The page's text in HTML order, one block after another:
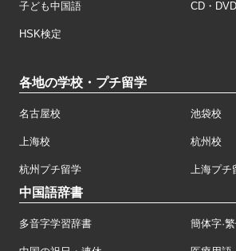
子ども中国語 CD・DVD
HSK検定
各地の学校・プチ留学
名古屋校 池袋校
上海校 杭州校
杭州プチ留学 上海プチ
中国語辞書
多音字学習辞書 簡体字·